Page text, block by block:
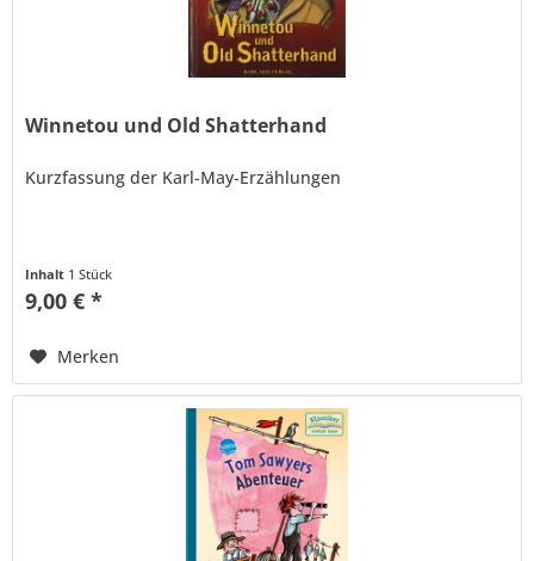
Winnetou und Old Shatterhand
Kurzfassung der Karl-May-Erzählungen
Inhalt 1 Stück
9,00 € *
Merken